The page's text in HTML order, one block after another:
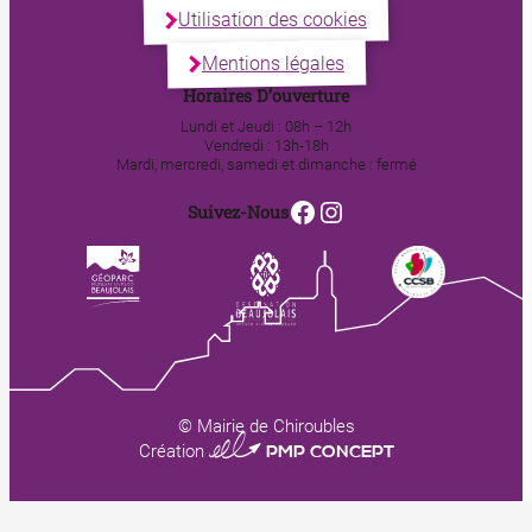
Utilisation des cookies
Mentions légales
Horaires D’ouverture
Lundi et Jeudi : 08h – 12h
Vendredi : 13h-18h
Mardi, mercredi, samedi et dimanche : fermé
Suivez-NousFacebook
Instagram
© Mairie de Chiroubles
Création 0123 PMP CONCEPT